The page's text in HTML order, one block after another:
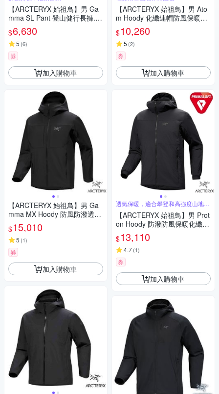
【ARCTERYX 始祖鳥】男 Ga
mma SL Pant 登山健行長褲.運
動休閒褲_X000009525 黑
$6,630
5 (6)
券
加入購物車
【ARCTERYX 始祖鳥】男 Ga
mma MX Hoody 防風防潑透氣
連帽外套.夾克.風雨衣_X00000
8485 黑
$15,010
5 (1)
券
加入購物車
【ARCTERYX 始祖鳥】男 Ato
m Hoody 化纖連帽防風保暖外
套.夾克.大衣.雪衣/Coreloft合成
棉羽/ X000009556 黑綠撞色
$10,260
5 (2)
券
加入購物車
透氣保暖，適合攀登和高強度山地活
動
【ARCTERYX 始祖鳥】男 Prot
on Hoody 防潑防風保暖化纖連
帽軟殼外套.大衣.夾克_X00000
8436 黑
$13,110
4.7(1)
券
加入購物車